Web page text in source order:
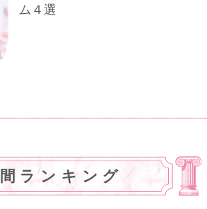
ム４選
ランキング